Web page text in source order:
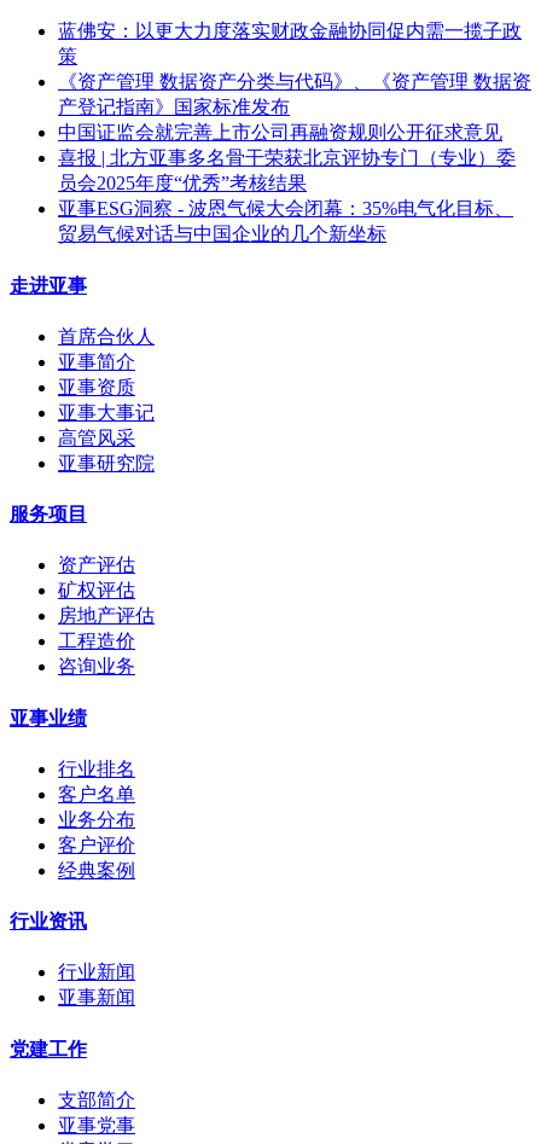
蓝佛安：以更大力度落实财政金融协同促内需一揽子政
策
《资产管理 数据资产分类与代码》、《资产管理 数据资
产登记指南》国家标准发布
中国证监会就完善上市公司再融资规则公开征求意见
喜报 | 北方亚事多名骨干荣获北京评协专门（专业）委
员会2025年度“优秀”考核结果
亚事ESG洞察 - 波恩气候大会闭幕：35%电气化目标、
贸易气候对话与中国企业的几个新坐标
走进亚事
首席合伙人
亚事简介
亚事资质
亚事大事记
高管风采
亚事研究院
服务项目
资产评估
矿权评估
房地产评估
工程造价
咨询业务
亚事业绩
行业排名
客户名单
业务分布
客户评价
经典案例
行业资讯
行业新闻
亚事新闻
党建工作
支部简介
亚事党事